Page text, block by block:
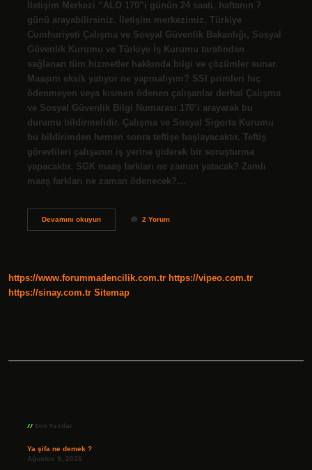
İletişim Merkezi “ALO 170”i günün 24 saati, haftanın 7
günü arayabilirsiniz. İletişim merkezimiz, Türkiye
Cumhuriyeti Çalışma ve Sosyal Güvenlik Bakanlığı, Sosyal
Güvenlik Kurumu ve Türkiye İş Kurumu tarafından
sağlanan tüm hizmetler hakkında bilgi ve çözümler sunar.
Maaşım eksik yatıyor ne yapmalıyım? SSI primleri hiç
ödenmeyen veya kısmen ödenen çalışanlar derhal Çalışma
ve Sosyal Güvenlik Bilgi Numarası 170’i arayarak bu
durumu bildirmelidir. Çalışma ve Sosyal Sigorta Kurumu
bu bildirimden hemen sonra teftişe başlayacaktır. Teftiş
görevlileri çalışanın iş yerine giderek bir soruşturma
yapacaktır. SGK maaş farkları ne zaman yatacak? Zamlı
maaş farkları ne zaman ödenecek?…
Devamını okuyunMaaşlar
2 Yorum
https://www.forummadencilik.com.tr https://vipeo.com.tr
https://sinay.com.tr Sitemap
Son Yazılar
Ya şifa ne demek ?
Ağustos 9, 2026